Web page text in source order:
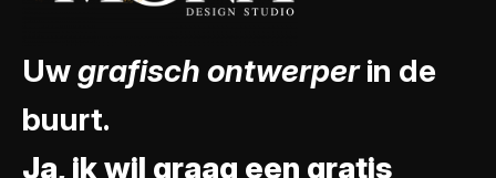
Uwgrafisch ontwerperin de
buurt.
Ja, ik wil graag een gratis